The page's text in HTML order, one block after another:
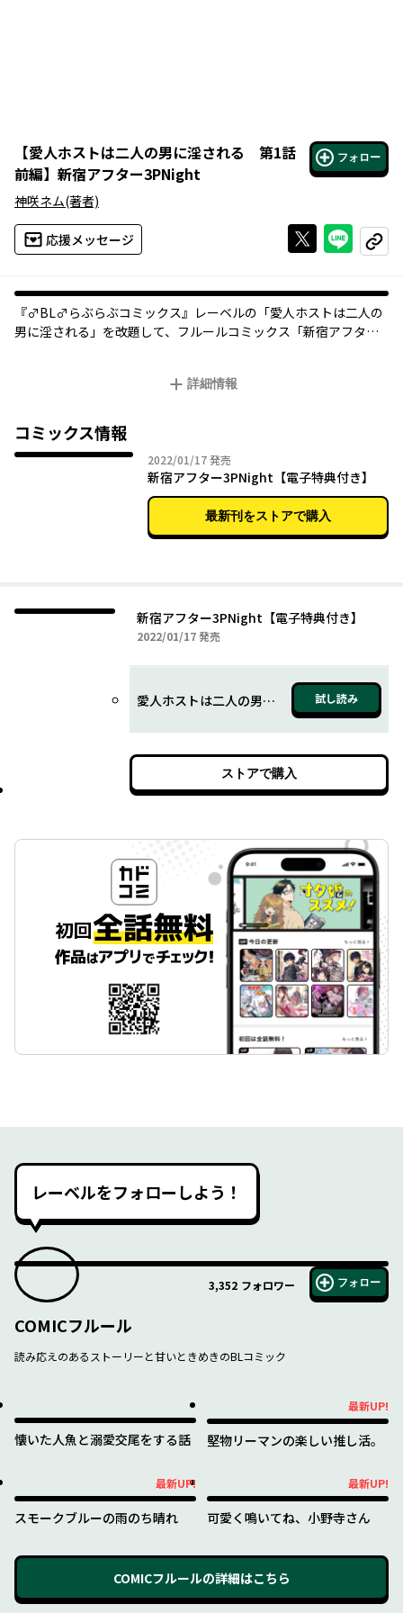
【愛人ホストは二人の男に淫される 第1話
前編】 新宿アフター3PNight
フォロー
神咲ネム(著者)
応援メッセージ Xで投稿する
ライン
コピー
『♂BL♂らぶらぶコミックス』レーベルの「愛人ホストは二人の
男に淫される」を改題して、フルールコミックス「新宿アフター3
にいたのは、雅の前から姿を消した幼馴染の神夜だった。神夜へ
の長年の片思いをぶつける雅だったが、神夜には響という黒服の
ボディーガードがついていることを知り、嫉妬から神夜を抱き潰
してしまう。一方、二人の関係を知った響もまた、神夜への欲情
詳細情報
コミックス情報
2022/01/172022年01月17日
発売
新宿アフター3PNight【電子特典付き】
最新刊をストアで購入
新宿アフター3PNight【電子特典付き】
2022/01/172022年01月17日
発売
愛人ホストは二人の男に淫される 第1話前編 試し読み
ストアで購入
レーベルをフォローしよう！
3,352 フォロワー フォロー
COMICフルール
読み応えのあるストーリーと甘いときめきのBLコミック
懐いた人魚と溺愛交尾をする話
最新UP!
堅物リーマンの楽しい推し活。
最新UP!
スモークブルーの雨のち晴れ
最新UP!
可愛く鳴いてね、小野寺さん
COMICフルールの詳細はこちら